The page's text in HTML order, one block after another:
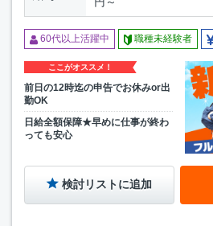
60代以上活躍中 職種未経験者
ここがオススメ！
前日の12時迄の申告でお休みor出
勤OK
日給全額保障★早めに仕事が終わ
っても安心
検討リストに追加